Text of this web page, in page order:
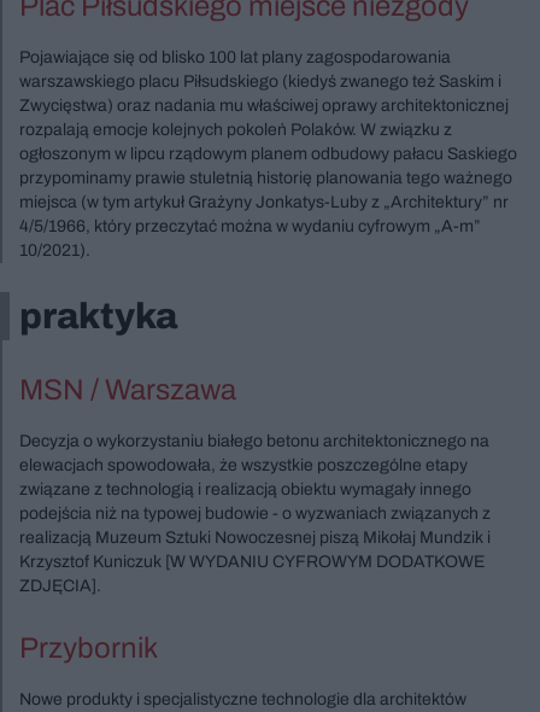
Pojawiające się od blisko 100 lat plany zagospodarowania
warszawskiego placu Piłsudskiego (kiedyś zwanego też Saskim i
Zwycięstwa) oraz nadania mu właściwej oprawy architektonicznej
rozpalają emocje kolejnych pokoleń Polaków. W związku z
ogłoszonym w lipcu rządowym planem odbudowy pałacu Saskiego
przypominamy prawie stuletnią historię planowania tego ważnego
miejsca (w tym artykuł Grażyny Jonkatys-Luby z „Architektury” nr
4/5/1966, który przeczytać można w wydaniu cyfrowym „A-m”
10/2021).
praktyka
MSN / Warszawa
Decyzja o wykorzystaniu białego betonu architektonicznego na
elewacjach spowodowała, że wszystkie poszczególne etapy
związane z technologią i realizacją obiektu wymagały innego
podejścia niż na typowej budowie - o wyzwaniach związanych z
realizacją Muzeum Sztuki Nowoczesnej piszą Mikołaj Mundzik i
Krzysztof Kuniczuk [W WYDANIU CYFROWYM DODATKOWE
ZDJĘCIA].
Przybornik
Nowe produkty i specjalistyczne technologie dla architektów